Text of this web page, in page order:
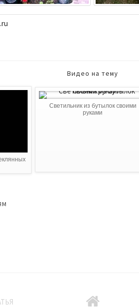
Видео на тему
Светильник из бутылок своими
руками